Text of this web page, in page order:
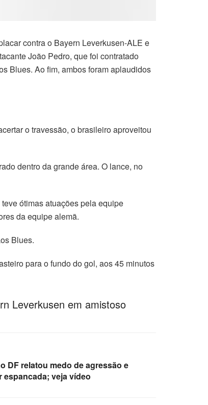
contra o Bayern Leverkusen-ALE e
João Pedro, que foi contratado
Blues. Ao fim, ambos foram aplaudidos
o travessão, o brasileiro aproveitou
dentro da grande área. O lance, no
ótimas atuações pela equipe
da equipe alemã.
Blues.
para o fundo do gol, aos 45 minutos
Leverkusen em amistoso
DF relatou medo de agressão e
espancada; veja vídeo